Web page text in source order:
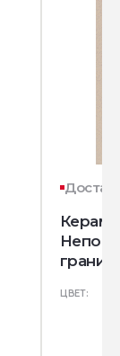
гранит)
ЦВЕТ: